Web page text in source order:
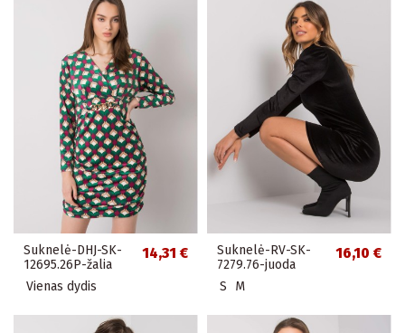
Suknelė-DHJ-SK-
12695.26P-žalia
14,31 €
Vienas dydis
Suknelė-RV-SK-
7279.76-juoda
16,10 €
S M